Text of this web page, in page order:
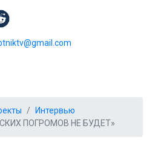
Интервью
ПОГРОМОВ НЕ БУДЕТ»